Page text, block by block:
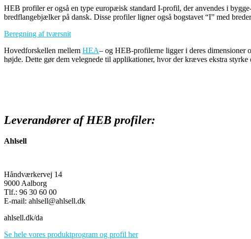
HEB profiler er også en type europæisk standard I-profil, der anvendes i
bredflangebjælker på dansk. Disse profiler ligner også bogstavet “I” med
Beregning af tværsnit
Hovedforskellen mellem HEA– og HEB-profilerne ligger i deres dimensioner
højde. Dette gør dem velegnede til applikationer, hvor der kræves ekstra styrke
Leverandører af HEB profiler:
Ahlsell
Håndværkervej 14
9000 Aalborg
Tlf.: 96 30 60 00
E-mail: ahlsell@ahlsell.dk
ahlsell.dk/da
Se hele vores produktprogram og profil her